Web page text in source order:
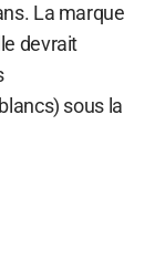
La marque
devrait
sous la